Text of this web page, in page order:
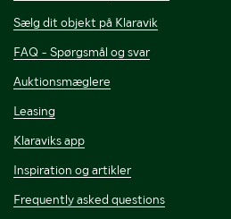
Sælg dit objekt på Klaravik
FAQ - Spørgsmål og svar
Auktionsmæglere
Leasing
Klaraviks app
Inspiration og artikler
Frequently asked questions